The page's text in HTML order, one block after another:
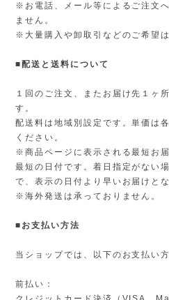
※お電話、メール等によるご注文
ません。
※大量購入や卸取引などのご希望
■配送と送料について
１回のご注文、またお届け先１ヶ
す。
配送料は地域別設定です。単価は
ください。
※商品ページに表示される最短お
最短の日付です。着日指定がない
で、表示の日付より早いお届けと
※海外発送は承っておりません。
■お支払い方法
当ショップでは、以下のお支払い
前払い：